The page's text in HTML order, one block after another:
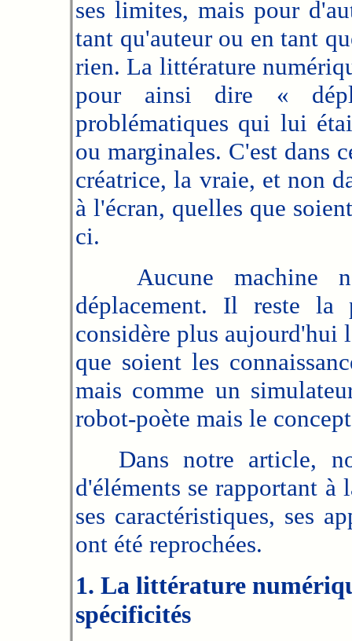
ses limites, mais pour
tant qu'auteur ou en tant
rien. La littérature
pour ainsi dire «
problématiques qui lui
ou marginales. C'est dans
créatrice, la vraie, et non
à l'écran, quelles que
ci.
Aucune machine
déplacement. Il reste la
considère plus aujourd'hui
que soient les
mais comme un
robot-poète mais le
Dans notre article,
d'éléments se rapportant
ses caractéristiques, ses
ont été reprochées.
1. La littérature
spécificités